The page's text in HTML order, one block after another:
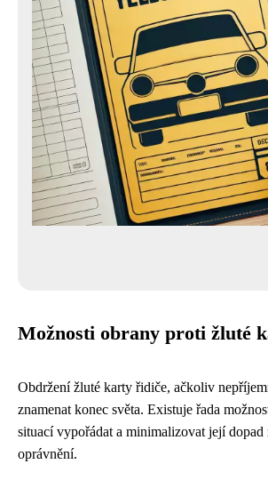
Možnosti obrany proti žluté
Obdržení žluté karty řidiče, ačkoliv
znamenat konec světa. Existuje řada
situací vypořádat a minimalizovat její dopad
oprávnění.